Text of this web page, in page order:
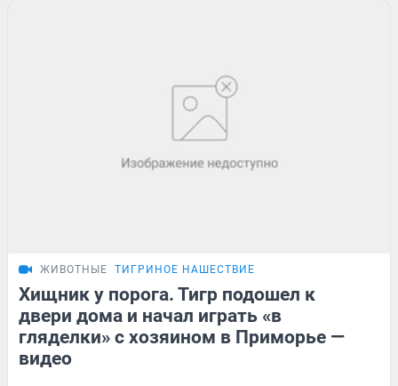
ЖИВОТНЫЕ ТИГРИНОЕ НАШЕСТВИЕ
Хищник у порога. Тигр подошел к
двери дома и начал играть «в
гляделки» с хозяином в Приморье —
видео